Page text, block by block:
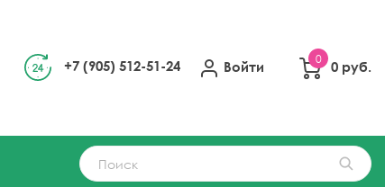
+7 (905) 512-51-24 Войти 0 0 руб.